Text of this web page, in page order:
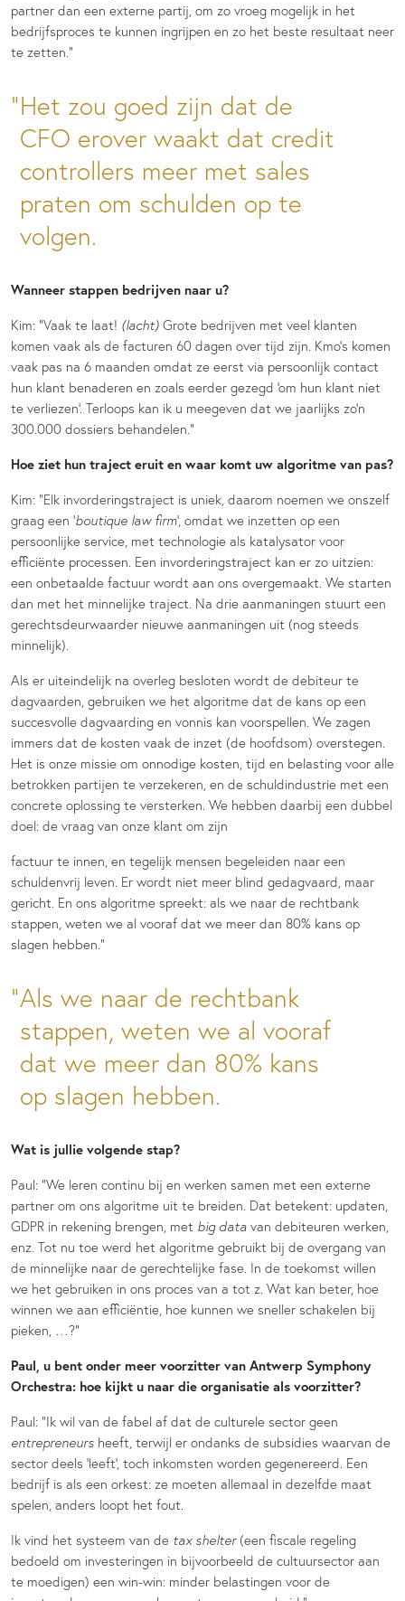
partner dan een externe partij, om zo vroeg mogelijk in het
bedrijfsproces te kunnen ingrijpen en zo het beste resultaat neer
te zetten.”
Het zou goed zijn dat de
CFO erover waakt dat credit
controllers meer met sales
praten om schulden op te
volgen.
Wanneer stappen bedrijven naar u?
Kim: “Vaak te laat! (lacht) Grote bedrijven met veel klanten
komen vaak als de facturen 60 dagen over tijd zijn. Kmo’s komen
vaak pas na 6 maanden omdat ze eerst via persoonlijk contact
hun klant benaderen en zoals eerder gezegd ‘om hun klant niet
te verliezen’. Terloops kan ik u meegeven dat we jaarlijks zo’n
300.000 dossiers behandelen.”
Hoe ziet hun traject eruit en waar komt uw algoritme van pas?
Kim: “Elk invorderingstraject is uniek, daarom noemen we onszelf
graag een ‘boutique law firm’, omdat we inzetten op een
persoonlijke service, met technologie als katalysator voor
efficiënte processen. Een invorderingstraject kan er zo uitzien:
een onbetaalde factuur wordt aan ons overgemaakt. We starten
dan met het minnelijke traject. Na drie aanmaningen stuurt een
gerechtsdeurwaarder nieuwe aanmaningen uit (nog steeds
minnelijk).
Als er uiteindelijk na overleg besloten wordt de debiteur te
dagvaarden, gebruiken we het algoritme dat de kans op een
succesvolle dagvaarding en vonnis kan voorspellen. We zagen
immers dat de kosten vaak de inzet (de hoofdsom) overstegen.
Het is onze missie om onnodige kosten, tijd en belasting voor alle
betrokken partijen te verzekeren, en de schuldindustrie met een
concrete oplossing te versterken. We hebben daarbij een dubbel
doel: de vraag van onze klant om zijn
factuur te innen, en tegelijk mensen begeleiden naar een
schuldenvrij leven. Er wordt niet meer blind gedagvaard, maar
gericht. En ons algoritme spreekt: als we naar de rechtbank
stappen, weten we al vooraf dat we meer dan 80% kans op
slagen hebben.”
Als we naar de rechtbank
stappen, weten we al vooraf
dat we meer dan 80% kans
op slagen hebben.
Wat is jullie volgende stap?
Paul: “We leren continu bij en werken samen met een externe
partner om ons algoritme uit te breiden. Dat betekent: updaten,
GDPR in rekening brengen, met big data van debiteuren werken,
enz. Tot nu toe werd het algoritme gebruikt bij de overgang van
de minnelijke naar de gerechtelijke fase. In de toekomst willen
we het gebruiken in ons proces van a tot z. Wat kan beter, hoe
winnen we aan efficiëntie, hoe kunnen we sneller schakelen bij
pieken, …?”
Paul, u bent onder meer voorzitter van Antwerp Symphony
Orchestra: hoe kijkt u naar die organisatie als voorzitter?
Paul: “Ik wil van de fabel af dat de culturele sector geen
entrepreneurs heeft, terwijl er ondanks de subsidies waarvan de
sector deels ‘leeft’, toch inkomsten worden gegenereerd. Een
bedrijf is als een orkest: ze moeten allemaal in dezelfde maat
spelen, anders loopt het fout.
Ik vind het systeem van de tax shelter(een fiscale regeling
bedoeld om investeringen in bijvoorbeeld de cultuursector aan
te moedigen) een win-win: minder belastingen voor de